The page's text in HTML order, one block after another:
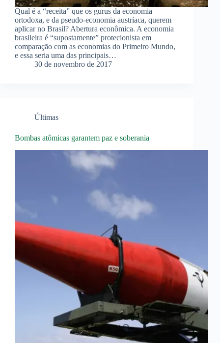
Qual é a “receita” que os gurus da economia
ortodoxa, e da pseudo-economia austríaca, querem
aplicar no Brasil? Abertura econômica. A economia
brasileira é “supostamente” protecionista em
comparação com as economias do Primeiro Mundo,
e essa seria uma das principais…
30 de novembro de 2017
Últimas
Bombas atômicas garantem paz e soberania